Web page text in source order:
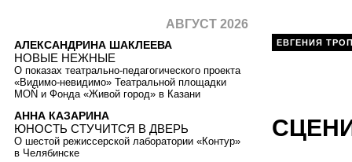
ЕВГЕНИЯ
АВГУСТ 2026
АЛЕКСАНДРИНА ШАКЛЕЕВА
НОВЫЕ НЕЖНЫЕ
О показах театрально-педагогического проекта
«Видимо-невидимо» Театральной площадки
MOŇ и Фонда «Живой город» в Казани
АННА КАЗАРИНА
ЮНОСТЬ СТУЧИТСЯ В ДВЕРЬ
О шестой режиссерской лаборатории «Контур»
в Челябинске